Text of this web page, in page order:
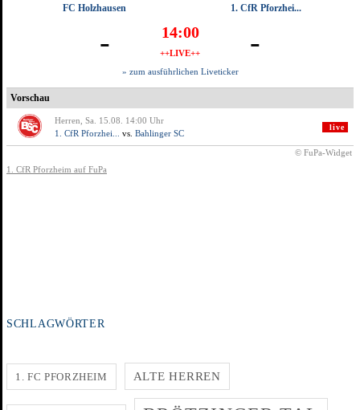
SCHLAGWÖRTER
1. FC PFORZHEIM ALTE HERREN